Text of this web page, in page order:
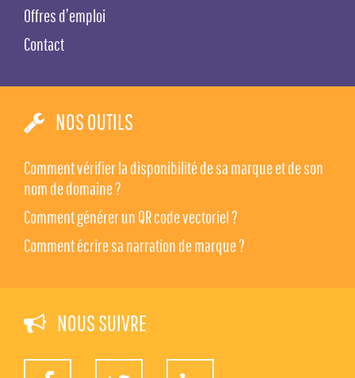
Offres d’emploi
Contact
NOS OUTILS
Comment vérifier la disponibilité de sa marque et de son
nom de domaine ?
Comment générer un QR code vectoriel ?
Comment écrire sa narration de marque ?
NOUS SUIVRE